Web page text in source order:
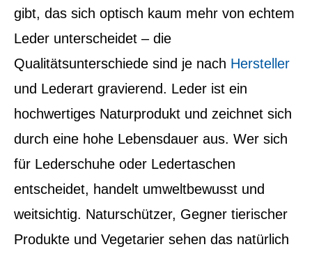
gibt, das sich optisch kaum mehr von echtem
Leder unterscheidet – die
Qualitätsunterschiede sind je nach Hersteller
und Lederart gravierend. Leder ist ein
hochwertiges Naturprodukt und zeichnet sich
durch eine hohe Lebensdauer aus. Wer sich
für Lederschuhe oder Ledertaschen
entscheidet, handelt umweltbewusst und
weitsichtig. Naturschützer, Gegner tierischer
Produkte und Vegetarier sehen das natürlich